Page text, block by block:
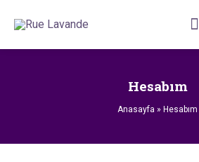
Hesabım
Anasayfa » Hesabım